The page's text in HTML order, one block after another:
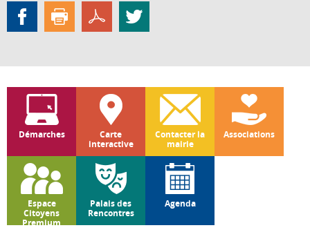
Démarches
Carte
interactive
Contacter la
mairie
Associations
Espace
Citoyens
Premium
Palais des
Rencontres
Agenda